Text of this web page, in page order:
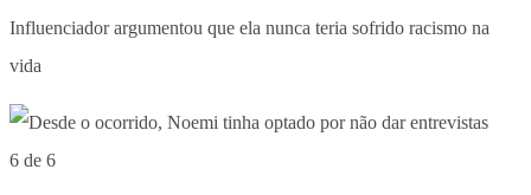
Influenciador argumentou que ela nunca teria sofrido racismo na
vida
6 de 6